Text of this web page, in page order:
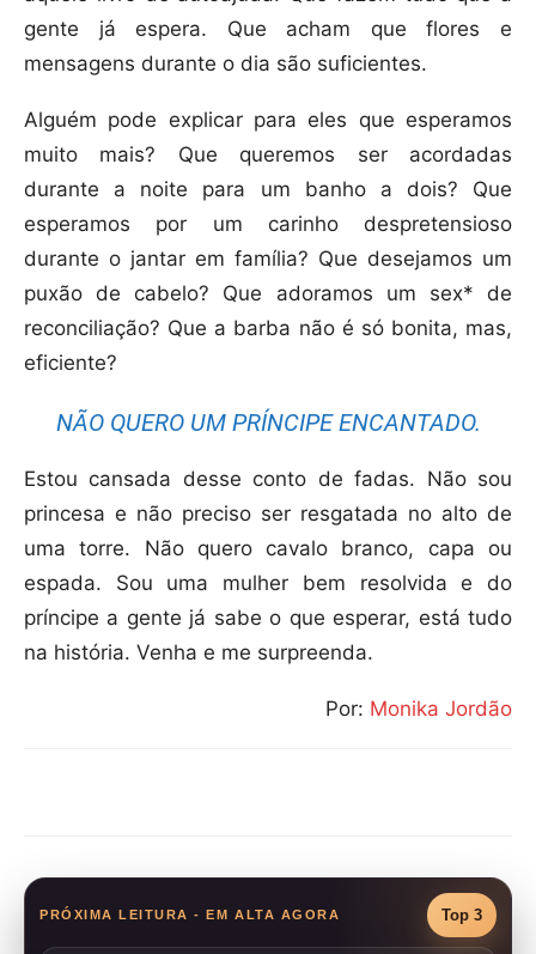
gente já espera. Que acham que flores e
mensagens durante o dia são suficientes.
Alguém pode explicar para eles que esperamos
muito mais? Que queremos ser acordadas
durante a noite para um banho a dois? Que
esperamos por um carinho despretensioso
durante o jantar em família? Que desejamos um
puxão de cabelo? Que adoramos um sex* de
reconciliação? Que a barba não é só bonita, mas,
eficiente?
NÃO QUERO UM PRÍNCIPE ENCANTADO.
Estou cansada desse conto de fadas. Não sou
princesa e não preciso ser resgatada no alto de
uma torre. Não quero cavalo branco, capa ou
espada. Sou uma mulher bem resolvida e do
príncipe a gente já sabe o que esperar, está tudo
na história. Venha e me surpreenda.
Por: Monika Jordão
PRÓXIMA LEITURA - EM ALTA AGORA Top 3